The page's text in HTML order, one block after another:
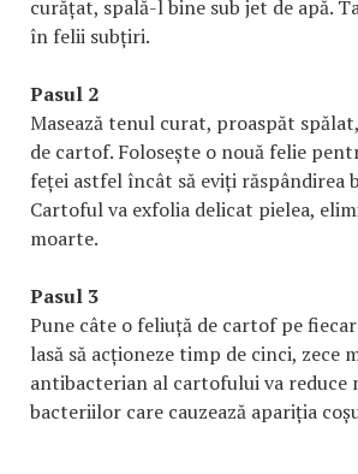
curățat, spală-l bine sub jet de apă.
în felii subțiri.
Pasul 2
Masează tenul curat, proaspăt
de cartof. Folosește o nouă felie
feței astfel încât să eviți răspândirea
Cartoful va exfolia delicat pielea,
moarte.
Pasul 3
Pune câte o feliuță de cartof pe
lasă să acționeze timp de cinci, zece
antibacterian al cartofului va reduce
bacteriilor care cauzează apariția